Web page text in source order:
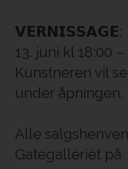
𝗩𝗘𝗥𝗡𝗜𝗦𝗦𝗔𝗚𝗘:
13. juni kl 18:00
Kunstneren vil
under åpningen.
Alle
Gategalleriet på